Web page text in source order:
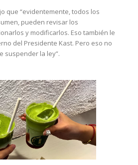
que “evidentemente, todos los
pueden revisar los
y modificarlos. Eso también le
del Presidente Kast. Pero eso no
suspender la ley”.